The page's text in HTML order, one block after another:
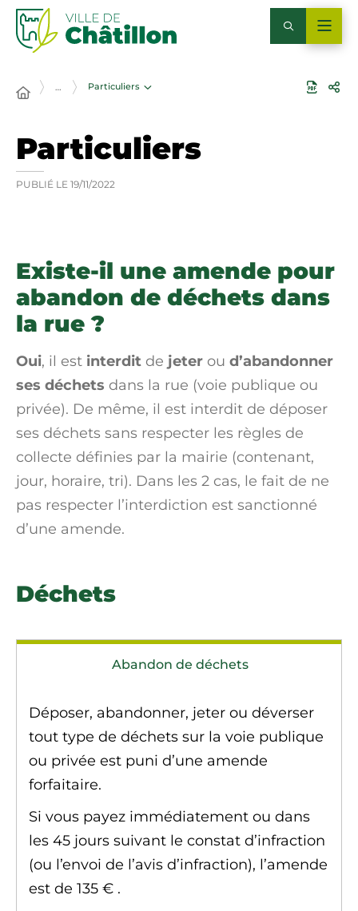
… Particuliers
Particuliers
PUBLIÉ LE 19/11/2022
Existe-il une amende pour
abandon de déchets dans
la rue ?
Oui, il est interdit de jeter ou d’abandonner
ses déchets dans la rue (voie publique ou
privée). De même, il est interdit de déposer
ses déchets sans respecter les règles de
collecte définies par la mairie (contenant,
jour, horaire, tri). Dans les 2 cas, le fait de ne
pas respecter l’interdiction est sanctionné
d’une amende.
Déchets
Abandon de déchets
Déposer, abandonner, jeter ou déverser
tout type de déchets sur la voie publique
ou privée est puni d’une amende
forfaitaire.
Si vous payez immédiatement ou dans
les 45 jours suivant le constat d’infraction
(ou l’envoi de l’avis d’infraction), l’amende
est de 135 € .